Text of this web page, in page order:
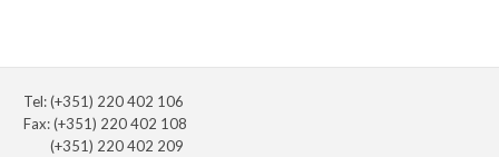
Tel: (+351) 220 402 106
Fax: (+351) 220 402 108
(+351) 220 402 209